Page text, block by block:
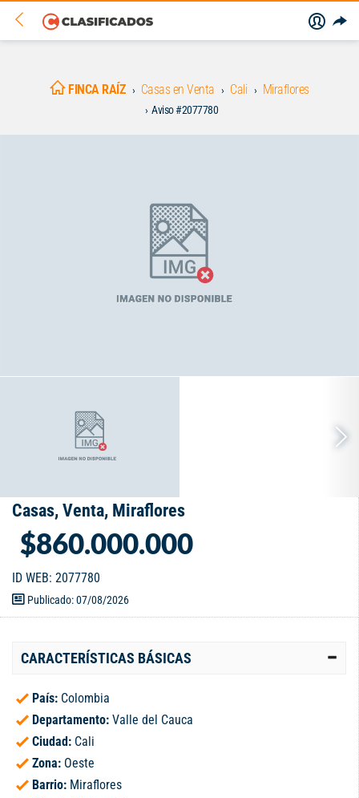
FINCA RAÍZ Casas en Venta Cali Miraflores
Aviso #2077780
Casas, Venta, Miraflores
$860.000.000
ID WEB: 2077780
Publicado: 07/08/2026
CARACTERÍSTICAS BÁSICAS
País: Colombia
Departamento: Valle del Cauca
Ciudad: Cali
Zona: Oeste
Barrio: Miraflores